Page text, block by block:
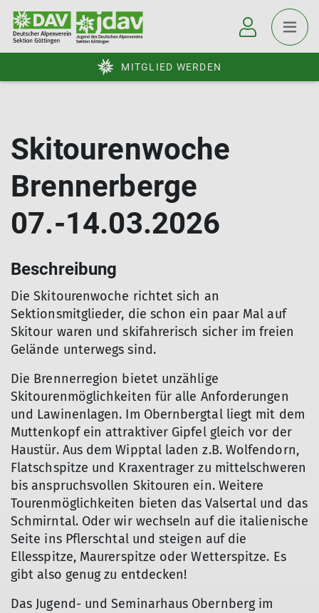
MITGLIED WERDEN
Skitourenwoche
Brennerberge
07.-14.03.2026
Beschreibung
Die Skitourenwoche richtet sich an
Sektionsmitglieder, die schon ein paar Mal auf
Skitour waren und skifahrerisch sicher im freien
Gelände unterwegs sind.
Die Brennerregion bietet unzählige
Skitourenmöglichkeiten für alle Anforderungen
und Lawinenlagen. Im Obernbergtal liegt mit dem
Muttenkopf ein attraktiver Gipfel gleich vor der
Haustür. Aus dem Wipptal laden z.B. Wolfendorn,
Flatschspitze und Kraxentrager zu mittelschweren
bis anspruchsvollen Skitouren ein. Weitere
Tourenmöglichkeiten bieten das Valsertal und das
Schmirntal. Oder wir wechseln auf die italienische
Seite ins Pflerschtal und steigen auf die
Ellesspitze, Maurerspitze oder Wetterspitze. Es
gibt also genug zu entdecken!
Das Jugend- und Seminarhaus Obernberg im